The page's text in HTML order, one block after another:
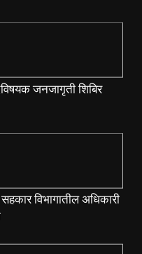
जनजागृती शिबिर
विभागातील अधिकारी